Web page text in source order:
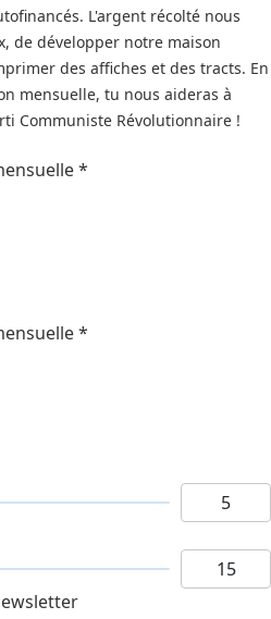
L'argent récolté nous
de développer notre maison
des affiches et des tracts. En
mensuelle, tu nous aideras à
Communiste Révolutionnaire !
*
*